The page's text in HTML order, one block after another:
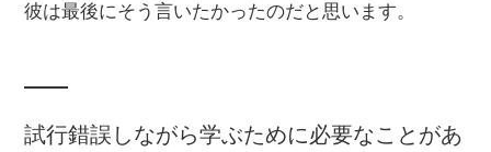
彼は最後にそう言いたかったのだと思います。
試行錯誤しながら学ぶために必要なことがあ